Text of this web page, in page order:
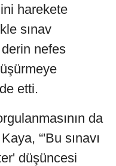
harekete
sınav
nefes
etti.
da
“'Bu sınavı
düşüncesi